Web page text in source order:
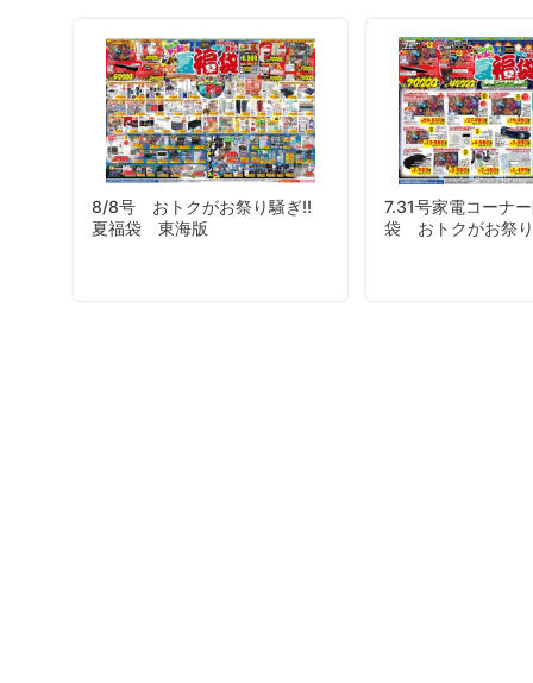
8/8号 おトクがお祭り騒ぎ!!
夏福袋 東海版
7.31号家電コーナ
袋 おトクがお祭